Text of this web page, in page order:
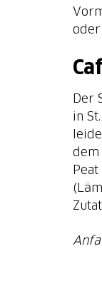
Der
in
dem